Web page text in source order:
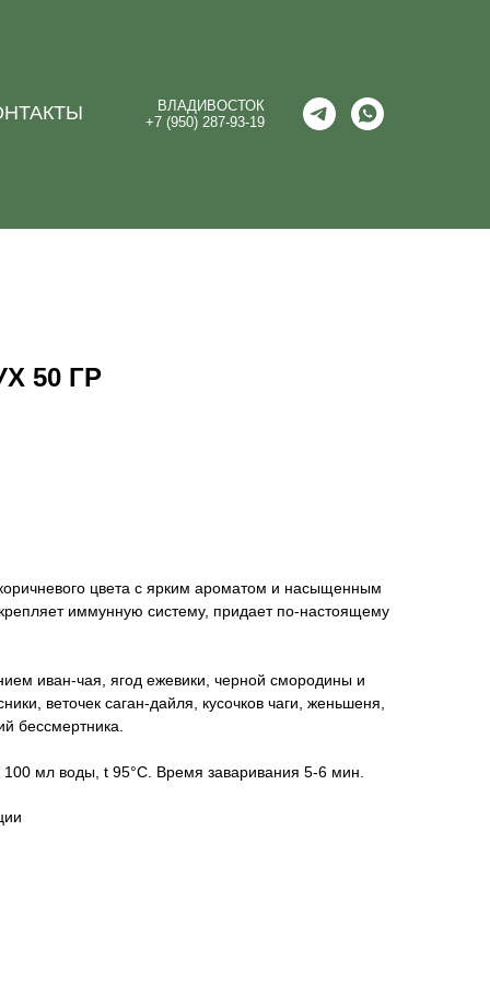
ВЛАДИВОСТОК
+7 (950) 287-93-19
50 ГР
цвета с ярким ароматом и насыщенным
иммунную систему, придает по-настоящему
иван-чая, ягод ежевики, черной смородины и
веточек саган-дайля, кусочков чаги, женьшеня,
бессмертника.
100 мл воды, t 95°C. Время заваривания 5-6 мин.